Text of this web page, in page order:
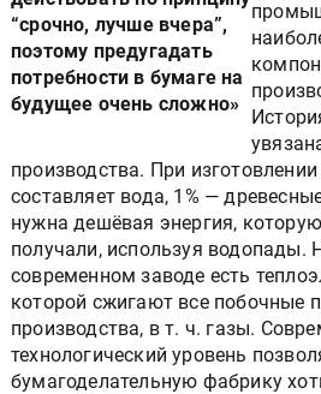
“срочно, лучше вчера”,
поэтому предугадать
потребности в бумаге на
будущее очень сложно»
производства. При
составляет вода, 1% —
нужна дешёвая энергия,
получали, используя водопады.
современном заводе есть
которой сжигают все побочные
производства, в т. ч. газы.
технологический уровень
бумагоделательную фабрику